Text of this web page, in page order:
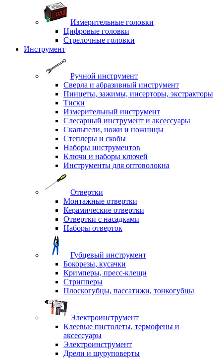
Измерительные головки
Цифровые головки
Стрелочные головки
Инструмент
Ручной инструмент
Сверла и абразивный инструмент
Пинцеты, зажимы, инсерторы, экстракторы
Тиски
Измерительный инструмент
Слесарный инструмент и аксессуары
Скальпели, ножи и ножницы
Степлеры и скобы
Наборы инструментов
Ключи и наборы ключей
Инструменты для оптоволокна
Отвертки
Монтажные отвертки
Керамические отвертки
Отвертки с насадками
Наборы отверток
Губцевый инструмент
Бокорезы, кусачки
Кримперы, пресс-клещи
Стрипперы
Плоскогубцы, пассатижи, тонкогубцы
Электроинструмент
Клеевые пистолеты, термофены и
аксессуары
Электроинструмент
Дрели и шуруповерты